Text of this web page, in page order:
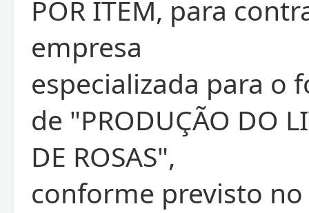
POR ITEM, para
empresa
especializada para o
de "PRODUÇÃO DO
DE ROSAS",
conforme previsto